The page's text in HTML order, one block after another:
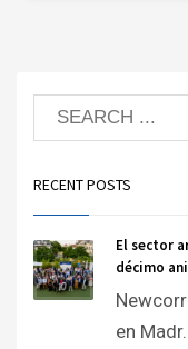
RECENT POSTS
El sector
décimo
en